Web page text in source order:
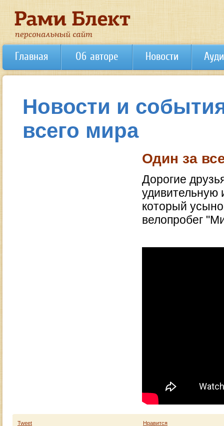
Главная Об авторе Новости
Новости и
всего мира
Один за
Дорогие
удивительную
который
велопробег
Tweet Нравится